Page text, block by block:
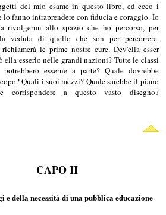
del mio esame in questo libro, ed ecco i
lo fanno intraprendere con fiducia e coraggio. Io
rivolgermi allo spazio che ho percorso, per
veduta di quello che son per percorrere.
richiamerà le prime nostre cure. Dev'ella esser
ella esserlo nelle grandi nazioni? Tutte le classi
esserne a parte? Quale dovrebbe
Quali i suoi mezzi? Quale sarebbe il piano
corrispondere a questo vasto disegno?
CAPO II
e della necessità di una pubblica educazione